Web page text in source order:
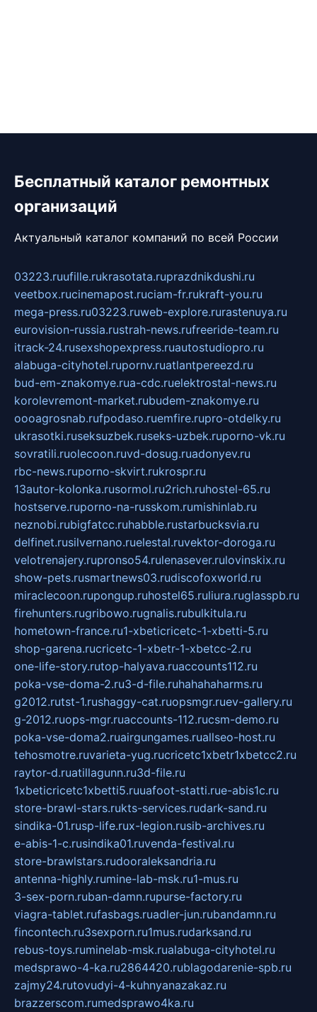
Бесплатный каталог ремонтных
организаций
Актуальный каталог компаний по всей России
03223.ruufille.rukrasotata.ruprazdnikdushi.ru
veetbox.rucinemapost.ruciam-fr.rukraft-you.ru
mega-press.ru03223.ruweb-explore.rurastenuya.ru
eurovision-russia.rustrah-news.rufreeride-team.ru
itrack-24.rusexshopexpress.ruautostudiopro.ru
alabuga-cityhotel.rupornv.ruatlantpereezd.ru
bud-em-znakomye.rua-cdc.ruelektrostal-news.ru
korolevremont-market.rubudem-znakomye.ru
oooagrosnab.rufpodaso.ruemfire.rupro-otdelky.ru
ukrasotki.ruseksuzbek.ruseks-uzbek.ruporno-vk.ru
sovratili.ruolecoon.ruvd-dosug.ruadonyev.ru
rbc-news.ruporno-skvirt.rukrospr.ru
13autor-kolonka.rusormol.ru2rich.ruhostel-65.ru
hostserve.ruporno-na-russkom.rumishinlab.ru
neznobi.rubigfatcc.ruhabble.rustarbucksvia.ru
delfinet.rusilvernano.ruelestal.ruvektor-doroga.ru
velotrenajery.rupronso54.rulenasever.rulovinskix.ru
show-pets.rusmartnews03.rudiscofoxworld.ru
miraclecoon.rupongup.ruhostel65.ruliura.ruglasspb.ru
firehunters.rugribowo.rugnalis.rubulkitula.ru
hometown-france.ru1-xbeticricetc-1-xbetti-5.ru
shop-garena.rucricetc-1-xbetr-1-xbetcc-2.ru
one-life-story.rutop-halyava.ruaccounts112.ru
poka-vse-doma-2.ru3-d-file.ruhahahaharms.ru
g2012.rutst-1.rushaggy-cat.ruopsmgr.ruev-gallery.ru
g-2012.ruops-mgr.ruaccounts-112.rucsm-demo.ru
poka-vse-doma2.ruairgungames.ruallseo-host.ru
tehosmotre.ruvarieta-yug.rucricetc1xbetr1xbetcc2.ru
raytor-d.ruatillagunn.ru3d-file.ru
1xbeticricetc1xbetti5.ruuafoot-statti.rue-abis1c.ru
store-brawl-stars.rukts-services.rudark-sand.ru
sindika-01.rusp-life.rux-legion.rusib-archives.ru
e-abis-1-c.rusindika01.ruvenda-festival.ru
store-brawlstars.rudooraleksandria.ru
antenna-highly.rumine-lab-msk.ru1-mus.ru
3-sex-porn.ruban-damn.rupurse-factory.ru
viagra-tablet.rufasbags.ruadler-jun.rubandamn.ru
fincontech.ru3sexporn.ru1mus.rudarksand.ru
rebus-toys.ruminelab-msk.rualabuga-cityhotel.ru
medsprawo-4-ka.ru2864420.rublagodarenie-spb.ru
zajmy24.rutovudyi-4-kuhnyanazakaz.ru
brazzerscom.rumedsprawo4ka.ru